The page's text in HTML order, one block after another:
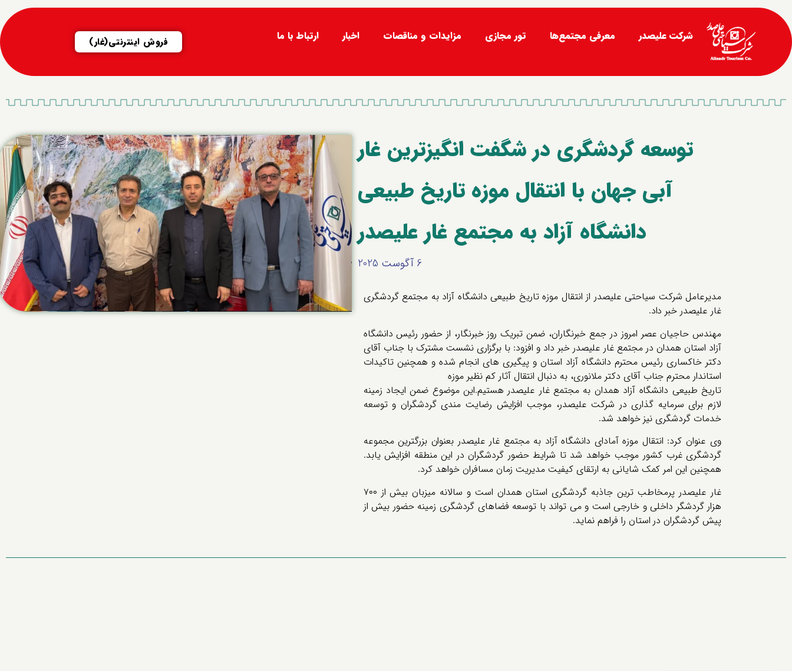
شرکت علیصدر معرفی مجتمع‌ها تور مجازی مزایدات و مناقصات اخبار ارتباط با ما فروش اینترنتی(غار)
توسعه گردشگری در شگفت انگیزترین غار
آبی جهان با انتقال موزه تاریخ طبیعی
دانشگاه آزاد به مجتمع غار علیصدر
6 آگوست 2025
مدیرعامل شرکت سیاحتی علیصدر از انتقال موزه تاریخ طبیعی دانشگاه آزاد به مجتمع گردشگری
غار علیصدر خبر داد.
مهندس حاجیان عصر امروز در جمع خبرنگاران، ضمن تبریک روز خبرنگار، از حضور رئیس دانشگاه
آزاد استان همدان در مجتمع غار علیصدر خبر داد و افزود: با برگزاری نشست مشترک با جناب آقای
دکتر خاکساری رئیس محترم دانشگاه آزاد استان و پیگیری های انجام شده و همچنین تاکیدات
استاندار محترم جناب آقای دکتر ملانوری، به دنبال انتقال آثار کم نظیر موزه
تاریخ طبیعی دانشگاه آزاد همدان به مجتمع غار علیصدر هستیم.این موضوع ضمن ایجاد زمینه
لازم برای سرمایه گذاری در شرکت علیصدر، موجب افزایش رضایت مندی گردشگران و توسعه
خدمات گردشگری نیز خواهد شد.
وی عنوان کرد: انتقال موزه آمادای دانشگاه آزاد به مجتمع غار علیصدر بعنوان بزرگترین مجموعه
گردشگری غرب کشور موجب خواهد شد تا شرایط حضور گردشگران در این منطقه افزایش یابد.
همچنین این امر کمک شایانی به ارتقای کیفیت مدیریت زمان مسافران خواهد کرد.
غار علیصدر پرمخاطب ترین جاذبه گردشگری استان همدان است و سالانه میزبان بیش از ۷۰۰
هزار گردشگر داخلی و خارجی است و می تواند با توسعه فضاهای گردشگری زمینه حضور بیش از
پیش گردشگران در استان را فراهم نماید.